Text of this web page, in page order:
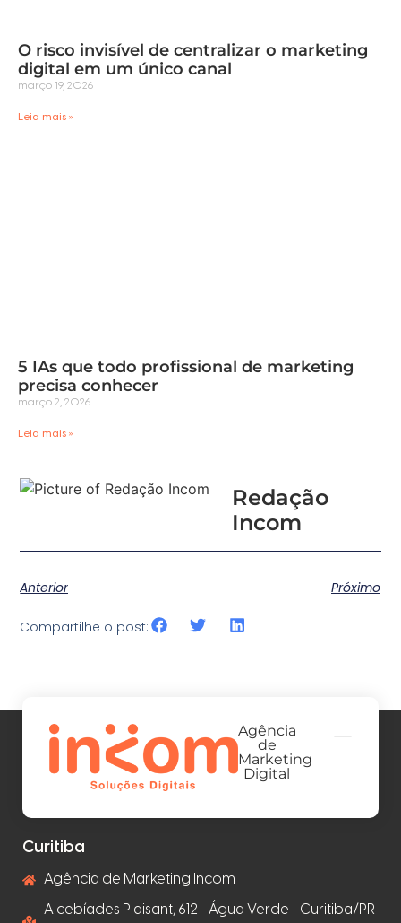
O risco invisível de centralizar o marketing
digital em um único canal
março 19, 2026
Leia mais »
5 IAs que todo profissional de marketing
precisa conhecer
março 2, 2026
Leia mais »
Redação
Incom
Anterior Próximo
Compartilhe o post:
Agência
de
Marketing
Digital
Curitiba
Agência de Marketing Incom
Alcebíades Plaisant, 612 - Água Verde - Curitiba/PR